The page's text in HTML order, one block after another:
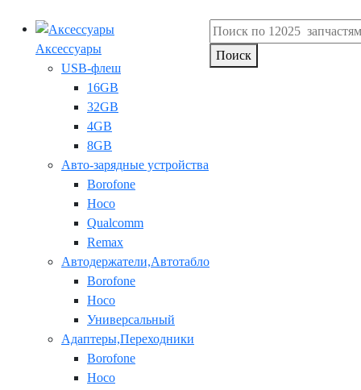
Аксессуары
USB-флеш
16GB
32GB
4GB
8GB
Авто-зарядные устройства
Borofone
Hoco
Qualcomm
Remax
Автодержатели,Автотабло
Borofone
Hoco
Универсальный
Адаптеры,Переходники
Borofone
Hoco
Поиск